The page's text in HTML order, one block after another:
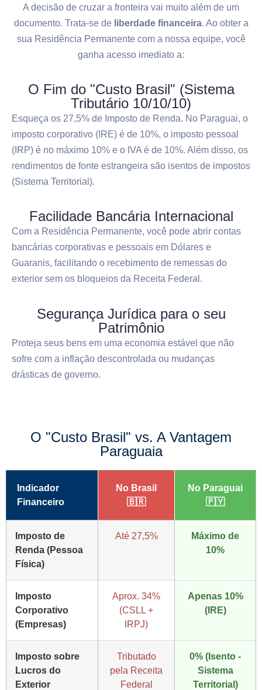
A decisão de cruzar a fronteira vai muito além de um
documento. Trata-se de liberdade financeira. Ao obter a
sua Residência Permanente com a nossa equipe, você
ganha acesso imediato a:
O Fim do "Custo Brasil" (Sistema
Tributário 10/10/10)
Esqueça os 27,5% de Imposto de Renda. No Paraguai, o
imposto corporativo (IRE) é de 10%, o imposto pessoal
(IRP) é no máximo 10% e o IVA é de 10%. Além disso, os
rendimentos de fonte estrangeira são isentos de impostos
(Sistema Territorial).
Facilidade Bancária Internacional
Com a Residência Permanente, você pode abrir contas
bancárias corporativas e pessoais em Dólares e
Guaranis, facilitando o recebimento de remessas do
exterior sem os bloqueios da Receita Federal.
Segurança Jurídica para o seu
Patrimônio
Proteja seus bens em uma economia estável que não
sofre com a inflação descontrolada ou mudanças
drásticas de governo.
O "Custo Brasil" vs. A Vantagem
Paraguaia
Indicador
Financeiro
No Brasil
🇧🇷
No Paraguai
🇵🇾
Imposto de
Renda (Pessoa
Física)
Até 27,5%
Máximo de
10%
Imposto
Corporativo
(Empresas)
Aprox. 34%
(CSLL +
IRPJ)
Apenas 10%
(IRE)
Imposto sobre
Lucros do
Exterior
Tributado
pela Receita
Federal
0% (Isento -
Sistema
Territorial)